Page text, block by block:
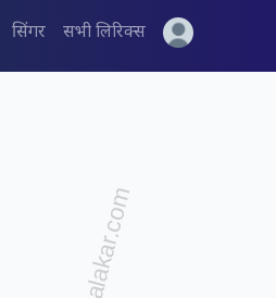
सिंगर सभी लिरिक्स